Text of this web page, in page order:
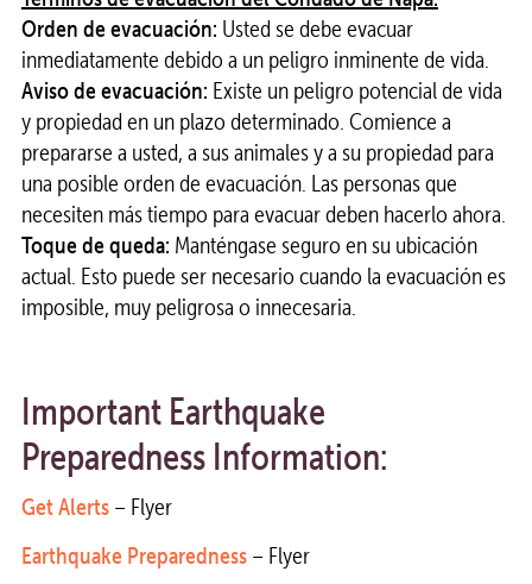
Orden de evacuación: Usted se debe evacuar
inmediatamente debido a un peligro inminente de vida.
Aviso de evacuación: Existe un peligro potencial de vida
y propiedad en un plazo determinado. Comience a
prepararse a usted, a sus animales y a su propiedad para
una posible orden de evacuación. Las personas que
necesiten más tiempo para evacuar deben hacerlo ahora.
Toque de queda: Manténgase seguro en su ubicación
actual. Esto puede ser necesario cuando la evacuación es
imposible, muy peligrosa o innecesaria.
Important Earthquake
Preparedness Information:
Get Alerts– Flyer
Earthquake Preparedness– Flyer